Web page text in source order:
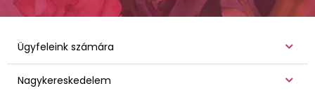
Ügyfeleink számára
Nagykereskedelem